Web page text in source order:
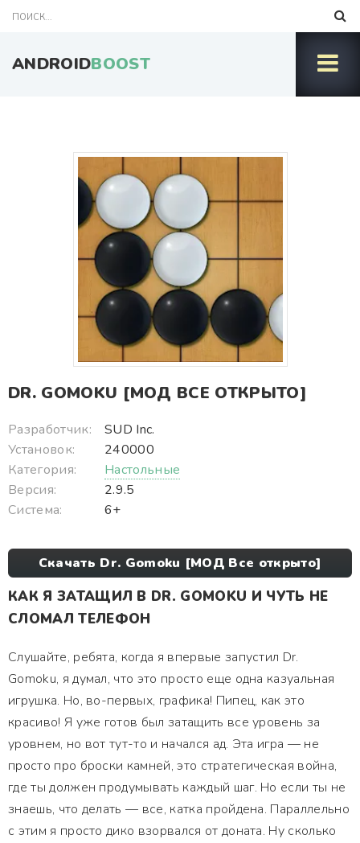
ANDROIDBOOST
DR. GOMOKU [МОД ВСЕ ОТКРЫТО]
Разработчик:
SUD Inc.
Установок:
240000
Категория:
Настольные
Версия:
2.9.5
Система:
6+
Скачать Dr. Gomoku [МОД Все открыто]
КАК Я ЗАТАЩИЛ В DR. GOMOKU И ЧУТЬ НЕ
СЛОМАЛ ТЕЛЕФОН
Слушайте, ребята, когда я впервые запустил Dr.
Gomoku, я думал, что это просто еще одна казуальная
игрушка. Но, во-первых, графика! Пипец, как это
красиво! Я уже готов был затащить все уровень за
уровнем, но вот тут-то и начался ад. Эта игра — не
просто про броски камней, это стратегическая война,
где ты должен продумывать каждый шаг. Но если ты не
знаешь, что делать — все, катка пройдена. Параллельно
с этим я просто дико взорвался от доната. Ну сколько